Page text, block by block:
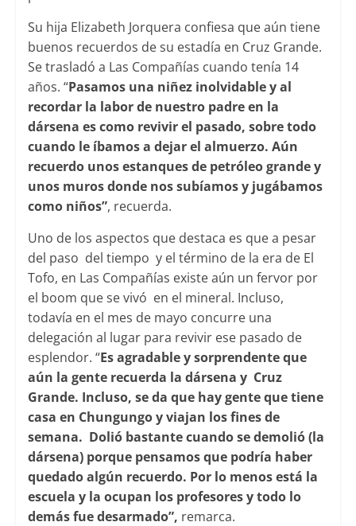
Su hija Elizabeth Jorquera confiesa que aún tiene
buenos recuerdos de su estadía en Cruz Grande.
Se trasladó a Las Compañías cuando tenía 14
años. “Pasamos una niñez inolvidable y al
recordar la labor de nuestro padre en la
dársena es como revivir el pasado, sobre todo
cuando le íbamos a dejar el almuerzo. Aún
recuerdo unos estanques de petróleo grande y
unos muros donde nos subíamos y jugábamos
como niños”, recuerda.
Uno de los aspectos que destaca es que a pesar
del paso del tiempo y el término de la era de El
Tofo, en Las Compañías existe aún un fervor por
el boom que se vivó en el mineral. Incluso,
todavía en el mes de mayo concurre una
delegación al lugar para revivir ese pasado de
esplendor. “Es agradable y sorprendente que
aún la gente recuerda la dársena y Cruz
Grande. Incluso, se da que hay gente que tiene
casa en Chungungo y viajan los fines de
semana. Dolió bastante cuando se demolió (la
dársena) porque pensamos que podría haber
quedado algún recuerdo. Por lo menos está la
escuela y la ocupan los profesores y todo lo
demás fue desarmado”, remarca.